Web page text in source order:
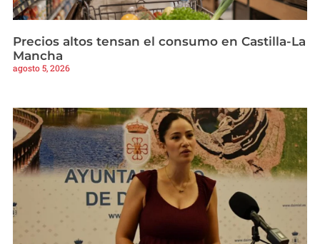
Precios altos tensan el consumo en Castilla-La
Mancha
agosto 5, 2026